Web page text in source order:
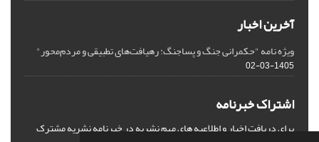
آخرین اخبار
ویژه نامه "حکمرانی جنگ و پساجنگ: رهیافت‌های تطبیقی و مردم‌محور"
1405-03-02
اشتراک خبرنامه
برای دریافت اخبار و اطلاعیه های مهم نشریه در خبرنامه نشریه مشترک